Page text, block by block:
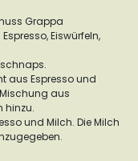
Grappa
Eiswürfeln,
aus Espresso und
aus
hinzu.
und Milch. Die Milch